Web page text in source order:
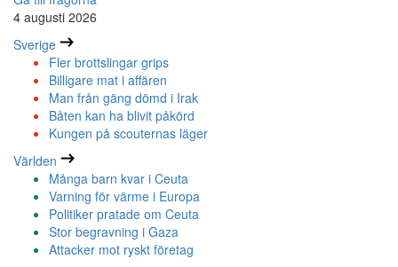
4 augusti 2026
Sverige
Fler brottslingar grips
Billigare mat i affären
Man från gäng dömd i Irak
Båten kan ha blivit påkörd
Kungen på scouternas läger
Världen
Många barn kvar i Ceuta
Varning för värme i Europa
Politiker pratade om Ceuta
Stor begravning i Gaza
Attacker mot ryskt företag